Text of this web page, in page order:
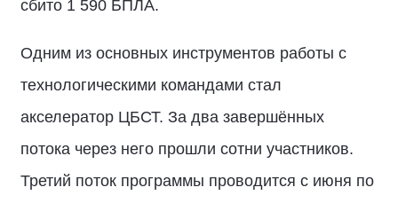
сбито 1 590 БПЛА.
Одним из основных инструментов работы с
технологическими командами стал
акселератор ЦБСТ. За два завершённых
потока через него прошли сотни участников.
Третий поток программы проводится с июня по